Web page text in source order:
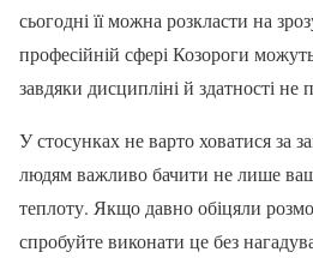
сьогодні її можна розкласти на
професійній сфері Козороги
завдяки дисципліні й здатності не
У стосунках не варто ховатися за
людям важливо бачити не лише
теплоту. Якщо давно обіцяли
спробуйте виконати це без